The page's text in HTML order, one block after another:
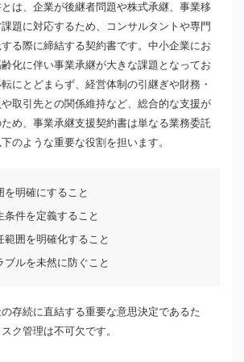
は、企業が後継者問題や株式承継、事業移
題に対応するため、コンサルタントや専門
る際に締結する契約書です。中小企業にお
化に伴い事業承継が大きな課題となってお
にとどまらず、経営体制の引継ぎや財務・
取引先との関係維持など、総合的な支援が
め、事業承継支援契約書は単なる業務委託
のような重要な役割を担います。
を明確にすること
条件を定義すること
範囲を明確化すること
ブルを未然に防ぐこと
存続に直結する重要な意思決定であるた
ク管理は不可欠です。